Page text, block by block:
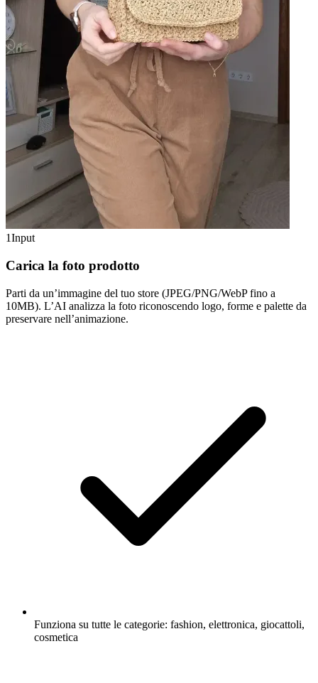
1Input
Carica la foto prodotto
Parti da un’immagine del tuo store (JPEG/PNG/WebP fino a
10MB). L’AI analizza la foto riconoscendo logo, forme e palette da
preservare nell’animazione.
Funziona su tutte le categorie: fashion, elettronica, giocattoli,
cosmetica